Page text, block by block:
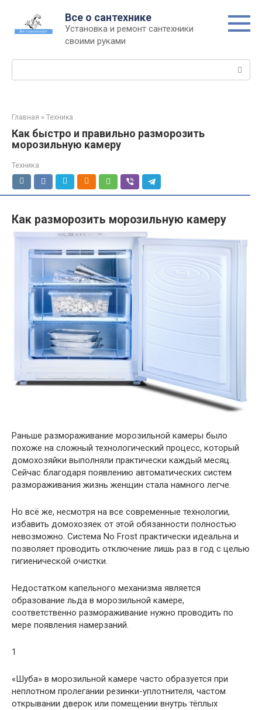
контенту
Все о сантехнике
Установка и ремонт сантехники
своими руками
Главная » Техника
Как быстро и правильно разморозить
морозильную камеру
Техника
Как разморозить морозильную камеру
Раньше размораживание морозильной камеры было
похоже на сложный технологический процесс, который
домохозяйки выполняли практически каждый месяц.
Сейчас благодаря появлению автоматических систем
размораживания жизнь женщин стала намного легче.
Но всё же, несмотря на все современные технологии,
избавить домохозяек от этой обязанности полностью
невозможно. Система No Frost практически идеальна и
позволяет проводить отключение лишь раз в год с целью
гигиенической очистки.
Недостатком капельного механизма является
образование льда в морозильной камере,
соответственно размораживание нужно проводить по
мере появления намерзаний.
1
«Шуба» в морозильной камере часто образуется при
неплотном пролегании резинки-уплотнителя, частом
открывании дверок или помещении внутрь тёплых